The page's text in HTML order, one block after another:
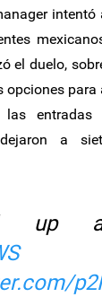
el duelo,
opciones para
entradas
a
up